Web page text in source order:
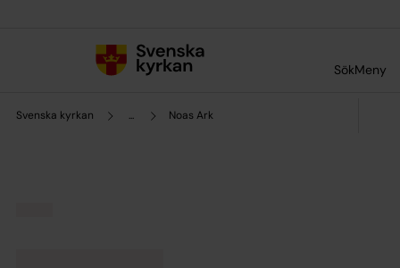
SökMeny
Svenska kyrkan ... Noas Ark